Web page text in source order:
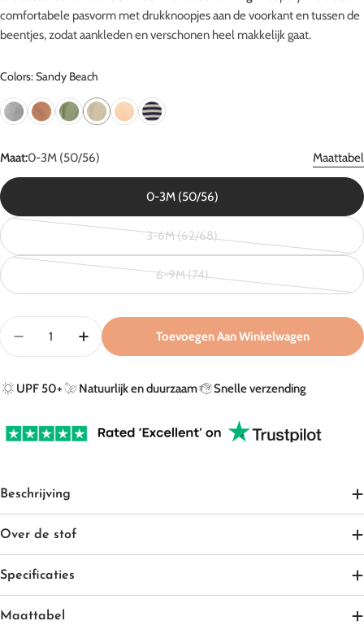
comfortabele pasvorm met drukknoopjes aan de voorkant en tussen de
beentjes, zodat aankleden en verschonen heel makkelijk gaat.
Colors: Sandy Beach
Maat:0-3M (50/56) Maattabel
0-3M (50/56)
3-6M (62/68)
Variant
of
6-9M (74)
Variant
niet
Aantal
Aantal Verlagen Voor Boxpakje In Sandy Beach – UPF
Aantal Verhogen Voor Boxpakje In Sandy
Toevoegen Aan Winkelwagen
UPF 50+ Natuurlijk en duurzaam Snelle verzending
Beschrijving
Over de stof
Specificaties
Maattabel